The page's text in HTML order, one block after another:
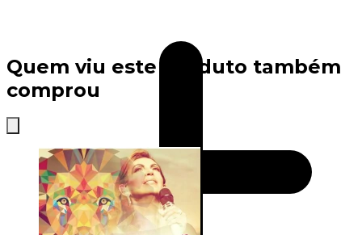
Quem viu este produto também
comprou